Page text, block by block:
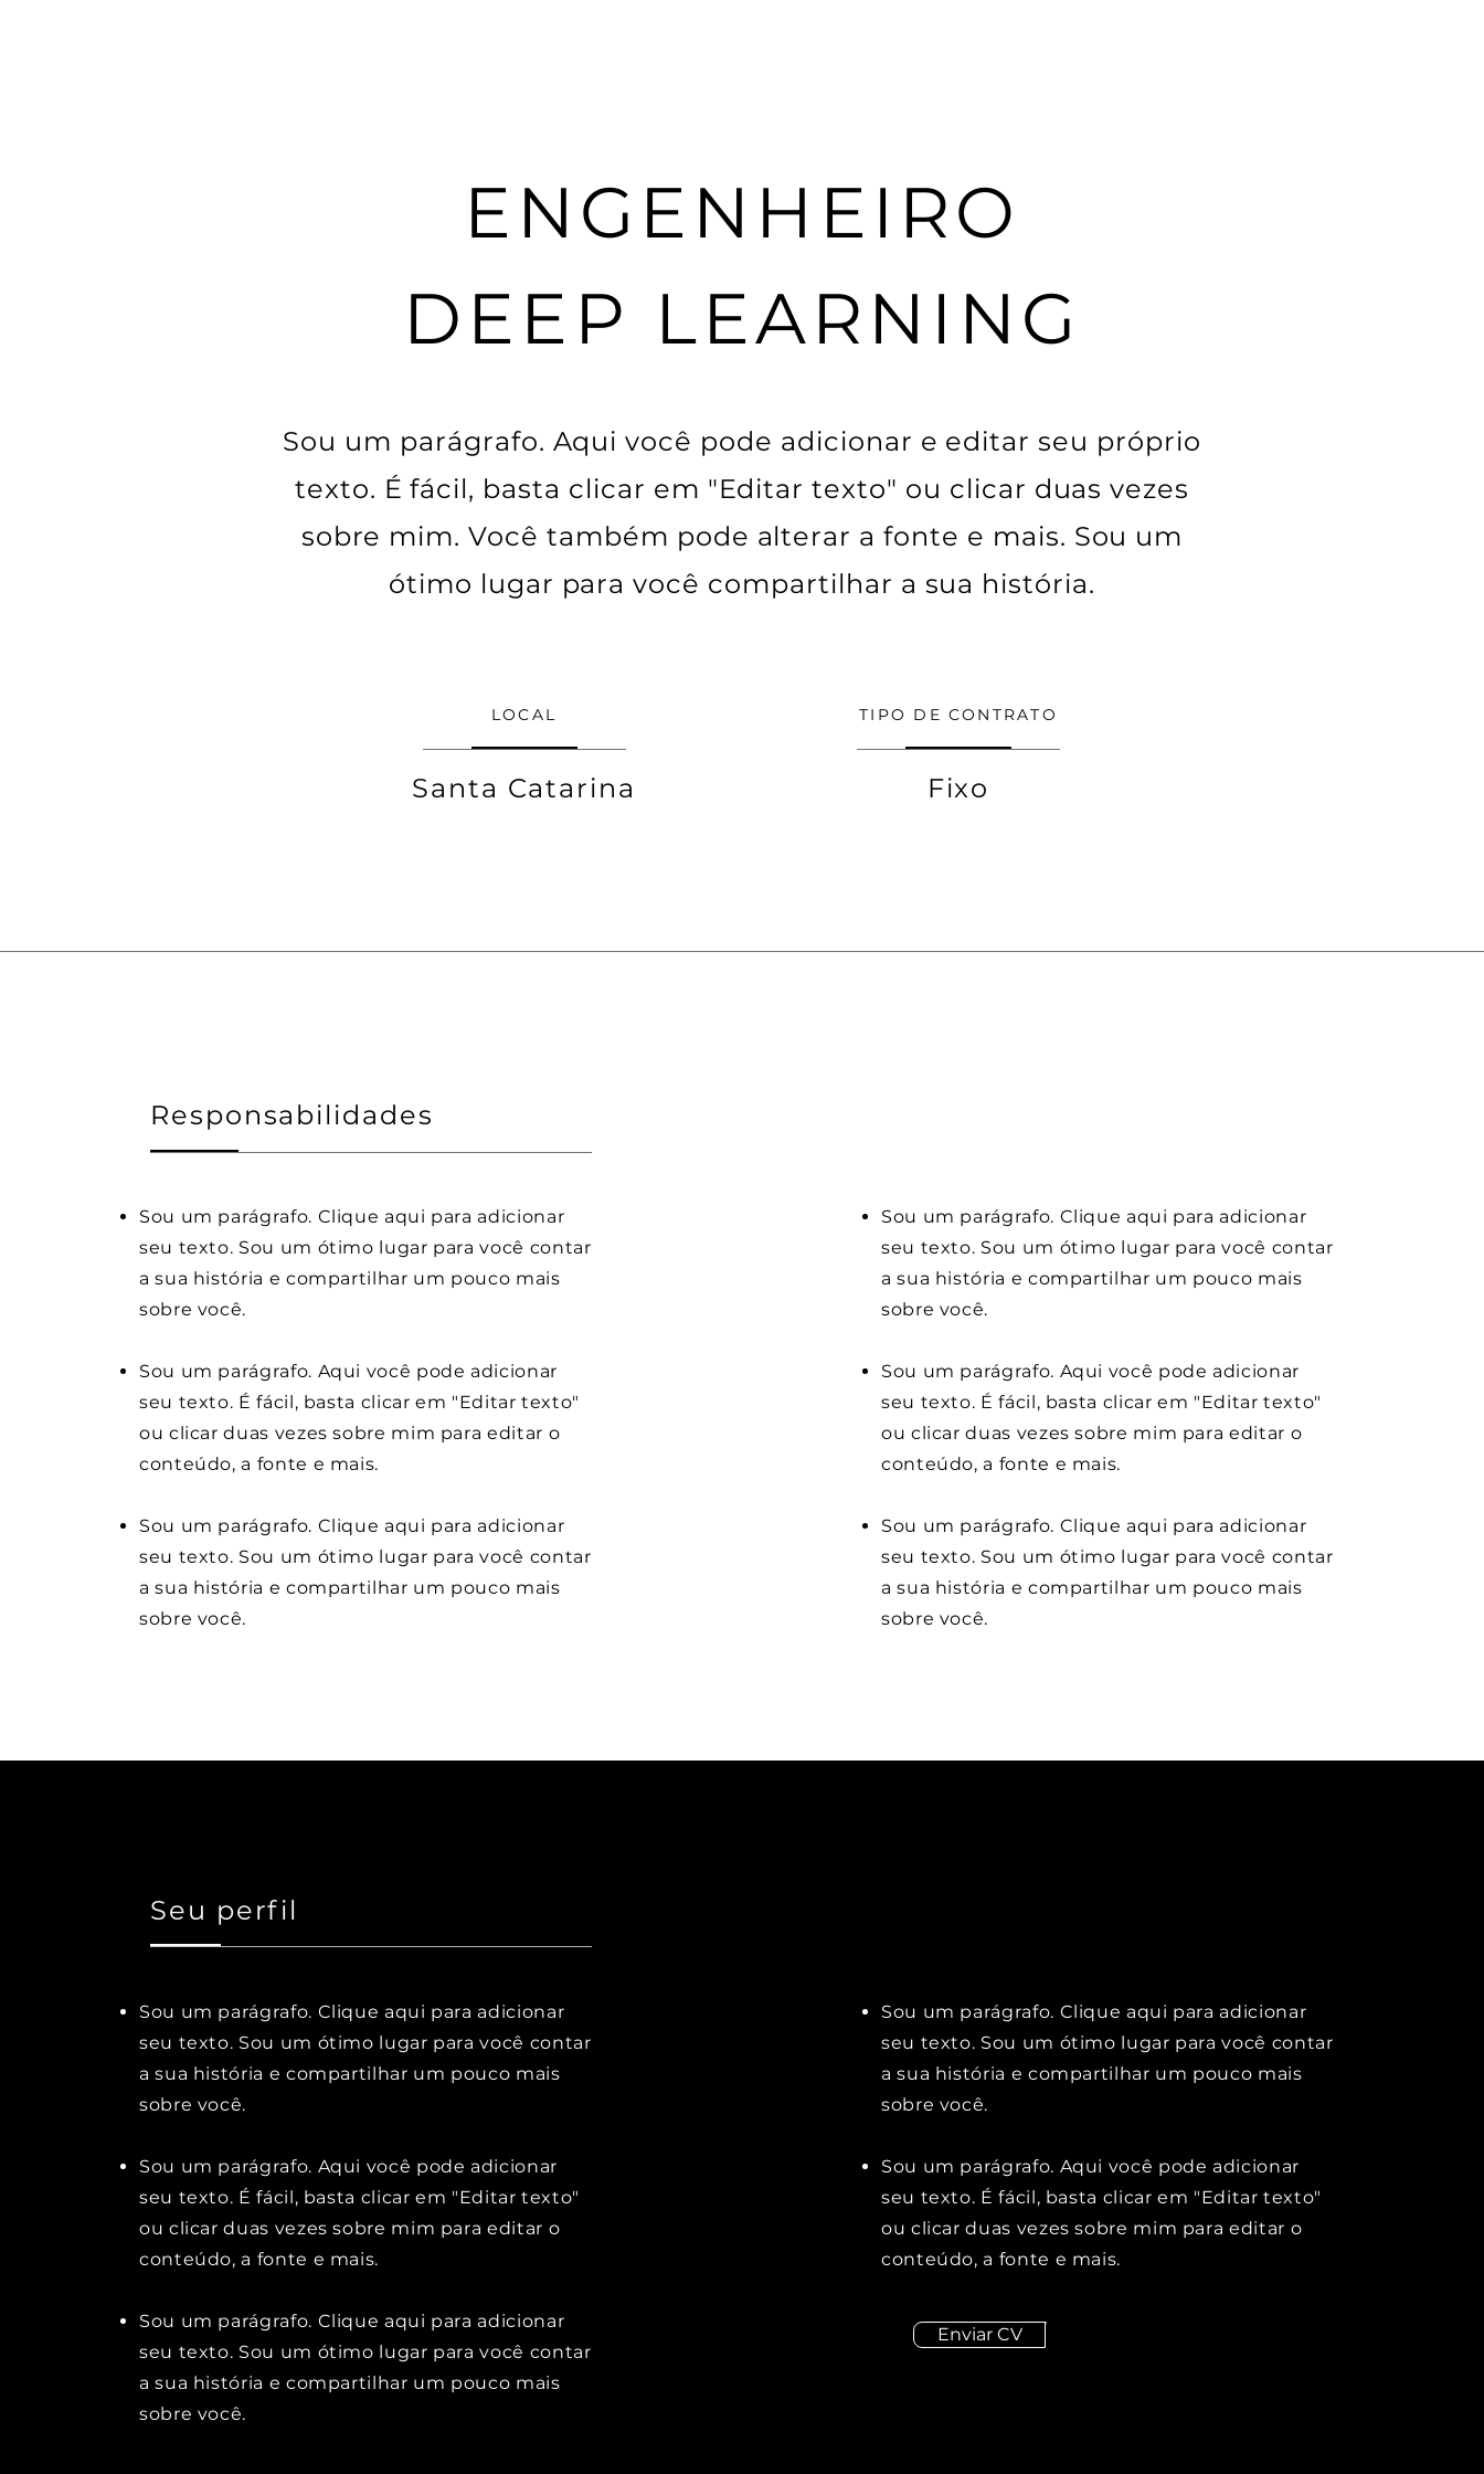
ENGENHEIRO
DEEP LEARNING
Sou um parágrafo. Aqui você pode adicionar e editar seu próprio
texto. É fácil, basta clicar em "Editar texto" ou clicar duas vezes
sobre mim. Você também pode alterar a fonte e mais. Sou um
ótimo lugar para você compartilhar a sua história.
LOCAL
Santa Catarina
TIPO DE CONTRATO
Fixo
Responsabilidades
Sou um parágrafo. Clique aqui para adicionar
seu texto. Sou um ótimo lugar para você contar
a sua história e compartilhar um pouco mais
sobre você.
Sou um parágrafo. Aqui você pode adicionar
seu texto. É fácil, basta clicar em "Editar texto"
ou clicar duas vezes sobre mim para editar o
conteúdo, a fonte e mais.
Sou um parágrafo. Clique aqui para adicionar
seu texto. Sou um ótimo lugar para você contar
a sua história e compartilhar um pouco mais
sobre você.
Sou um parágrafo. Clique aqui para adicionar
seu texto. Sou um ótimo lugar para você contar
a sua história e compartilhar um pouco mais
sobre você.
Sou um parágrafo. Aqui você pode adicionar
seu texto. É fácil, basta clicar em "Editar texto"
ou clicar duas vezes sobre mim para editar o
conteúdo, a fonte e mais.
Sou um parágrafo. Clique aqui para adicionar
seu texto. Sou um ótimo lugar para você contar
a sua história e compartilhar um pouco mais
sobre você.
Seu perfil
Sou um parágrafo. Clique aqui para adicionar
seu texto. Sou um ótimo lugar para você contar
a sua história e compartilhar um pouco mais
sobre você.
Sou um parágrafo. Aqui você pode adicionar
seu texto. É fácil, basta clicar em "Editar texto"
ou clicar duas vezes sobre mim para editar o
conteúdo, a fonte e mais.
Sou um parágrafo. Clique aqui para adicionar
seu texto. Sou um ótimo lugar para você contar
a sua história e compartilhar um pouco mais
sobre você.
Sou um parágrafo. Clique aqui para adicionar
seu texto. Sou um ótimo lugar para você contar
a sua história e compartilhar um pouco mais
sobre você.
Sou um parágrafo. Aqui você pode adicionar
seu texto. É fácil, basta clicar em "Editar texto"
ou clicar duas vezes sobre mim para editar o
conteúdo, a fonte e mais.
Enviar CV